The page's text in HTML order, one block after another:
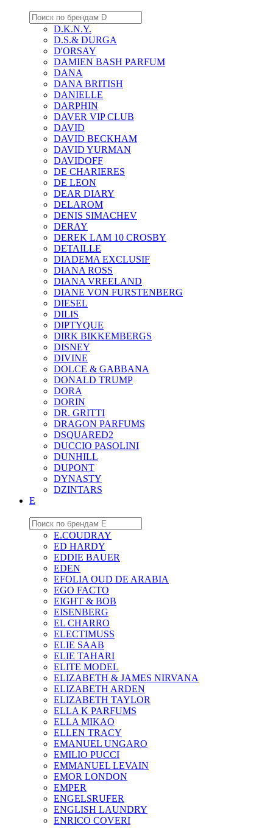
D.K.N.Y.
D.S.& DURGA
D'ORSAY
DAMIEN BASH PARFUM
DANA
DANA BRITISH
DANIELLE
DARPHIN
DAVER VIP CLUB
DAVID
DAVID BECKHAM
DAVID YURMAN
DAVIDOFF
DE CHARIERES
DE LEON
DEAR DIARY
DELAROM
DENIS SIMACHEV
DERAY
DEREK LAM 10 CROSBY
DETAILLE
DIADEMA EXCLUSIF
DIANA ROSS
DIANA VREELAND
DIANE VON FURSTENBERG
DIESEL
DILIS
DIPTYQUE
DIRK BIKKEMBERGS
DISNEY
DIVINE
DOLCE & GABBANA
DONALD TRUMP
DORA
DORIN
DR. GRITTI
DRAGON PARFUMS
DSQUARED2
DUCCIO PASOLINI
DUNHILL
DUPONT
DYNASTY
DZINTARS
E
E.COUDRAY
ED HARDY
EDDIE BAUER
EDEN
EFOLIA OUD DE ARABIA
EGO FACTO
EIGHT & BOB
EISENBERG
EL CHARRO
ELECTIMUSS
ELIE SAAB
ELIE TAHARI
ELITE MODEL
ELIZABETH & JAMES NIRVANA
ELIZABETH ARDEN
ELIZABETH TAYLOR
ELLA K PARFUMS
ELLA MIKAO
ELLEN TRACY
EMANUEL UNGARO
EMILIO PUCCI
EMMANUEL LEVAIN
EMOR LONDON
EMPER
ENGELSRUFER
ENGLISH LAUNDRY
ENRICO COVERI